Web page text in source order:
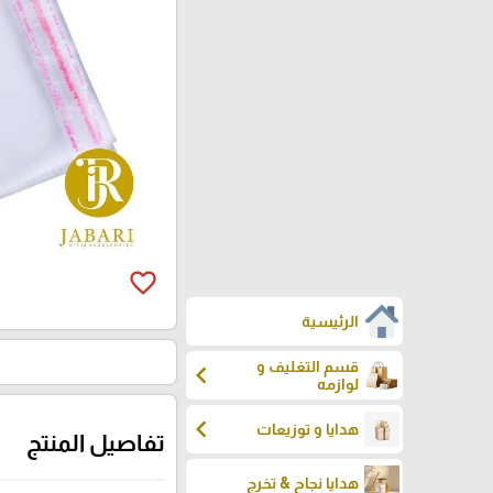
الرئيسية
قسم التغليف و
لوازمه
chevron_left
هدايا و توزيعات chevron_left
هدايا نجاح & تخرج
favorite_border
تفاصيل المنتج